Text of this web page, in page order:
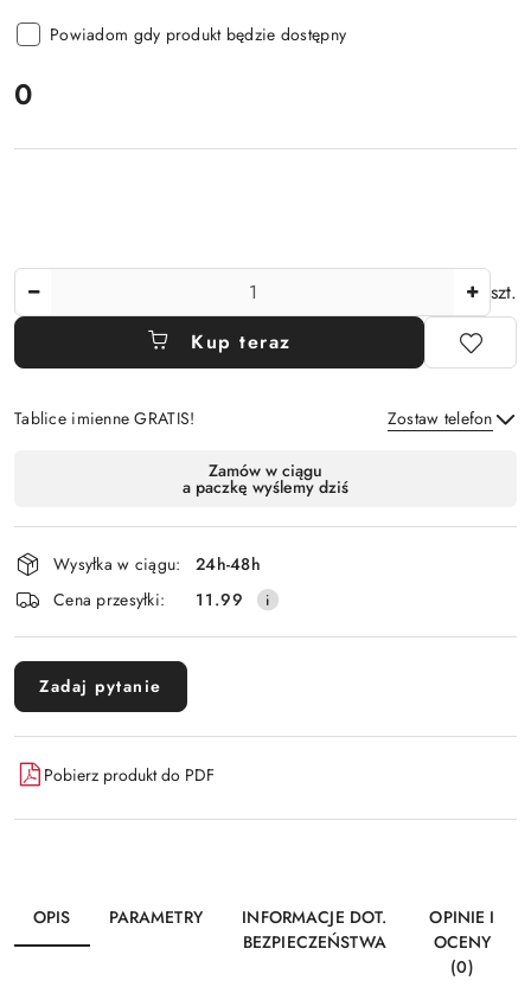
Powiadom gdy produkt będzie dostępny
cena:
0
szt.
Kup teraz
Tablice imienne GRATIS! Zostaw telefon
Wyślij
dostawa
Zamów w ciągu
a paczkę wyślemy dziś
Wysyłka w ciągu:
24h-48h
Cena przesyłki:
11.99
Zadaj pytanie
Pobierz produkt do PDF
OPIS PARAMETRY
INFORMACJE DOT.
BEZPIECZEŃSTWA
OPINIE I
OCENY
(0)